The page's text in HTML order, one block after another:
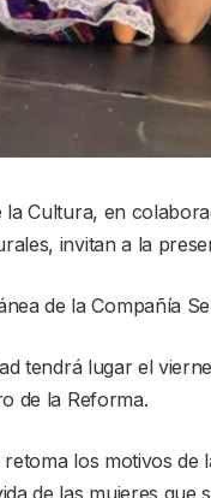
Cultura, en
invitan a la
de la Compañía
tendrá lugar el
de la Reforma.
los motivos